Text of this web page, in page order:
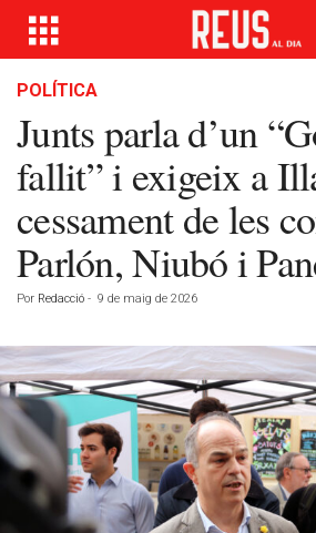
POLÍTICA
Junts parla d’un
fallit” i exigeix a
cessament de les
Parlón, Niubó i
Por Redacció - 9 de maig de 2026